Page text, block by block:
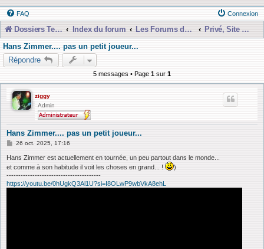
FAQ Connexion
Dossiers Techniques Index du forum Les Forums de Discussions
Privé, Site et Forum
Hans Zimmer.... pas un petit joueur...
Répondre
5 messages • Page 1 sur 1
ziggy
Admin
Hans Zimmer.... pas un petit joueur...
M
s
a
e
26 oct. 2025, 17:16
Hans Zimmer est actuellement en tournée, un peu partout dans le monde...
et comme à son habitude il voit les choses en grand... !
)
----------------------------------------
https://youtu.be/0hUgkQ3Al1U?si=I8OLwP9wbVkA8ehL